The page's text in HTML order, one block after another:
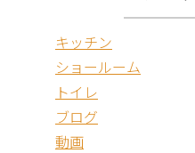
キッチン
ショールーム
トイレ
ブログ
動画